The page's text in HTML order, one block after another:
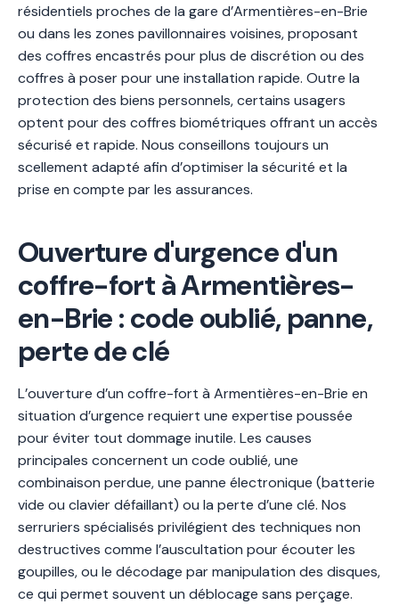
résidentiels proches de la gare d’Armentières-en-Brie
ou dans les zones pavillonnaires voisines, proposant
des coffres encastrés pour plus de discrétion ou des
coffres à poser pour une installation rapide. Outre la
protection des biens personnels, certains usagers
optent pour des coffres biométriques offrant un accès
sécurisé et rapide. Nous conseillons toujours un
scellement adapté afin d’optimiser la sécurité et la
prise en compte par les assurances.
Ouverture d'urgence d'un
coffre-fort à Armentières-
en-Brie : code oublié, panne,
perte de clé
L’ouverture d’un coffre-fort à Armentières-en-Brie en
situation d’urgence requiert une expertise poussée
pour éviter tout dommage inutile. Les causes
principales concernent un code oublié, une
combinaison perdue, une panne électronique (batterie
vide ou clavier défaillant) ou la perte d’une clé. Nos
serruriers spécialisés privilégient des techniques non
destructives comme l’auscultation pour écouter les
goupilles, ou le décodage par manipulation des disques,
ce qui permet souvent un déblocage sans perçage.